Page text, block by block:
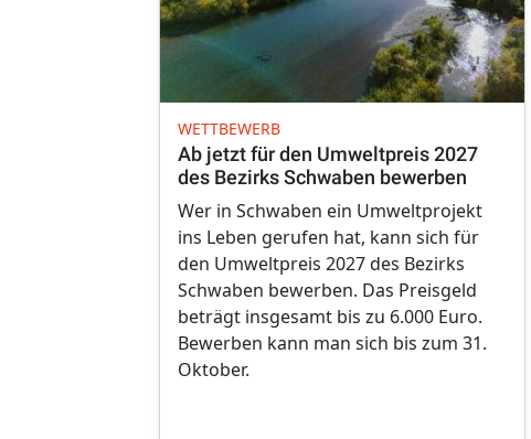
WETTBEWERB
Ab jetzt für den Umweltpreis 2027
des Bezirks Schwaben bewerben
Wer in Schwaben ein Umweltprojekt
ins Leben gerufen hat, kann sich für
den Umweltpreis 2027 des Bezirks
Schwaben bewerben. Das Preisgeld
beträgt insgesamt bis zu 6.000 Euro.
Bewerben kann man sich bis zum 31.
Oktober.